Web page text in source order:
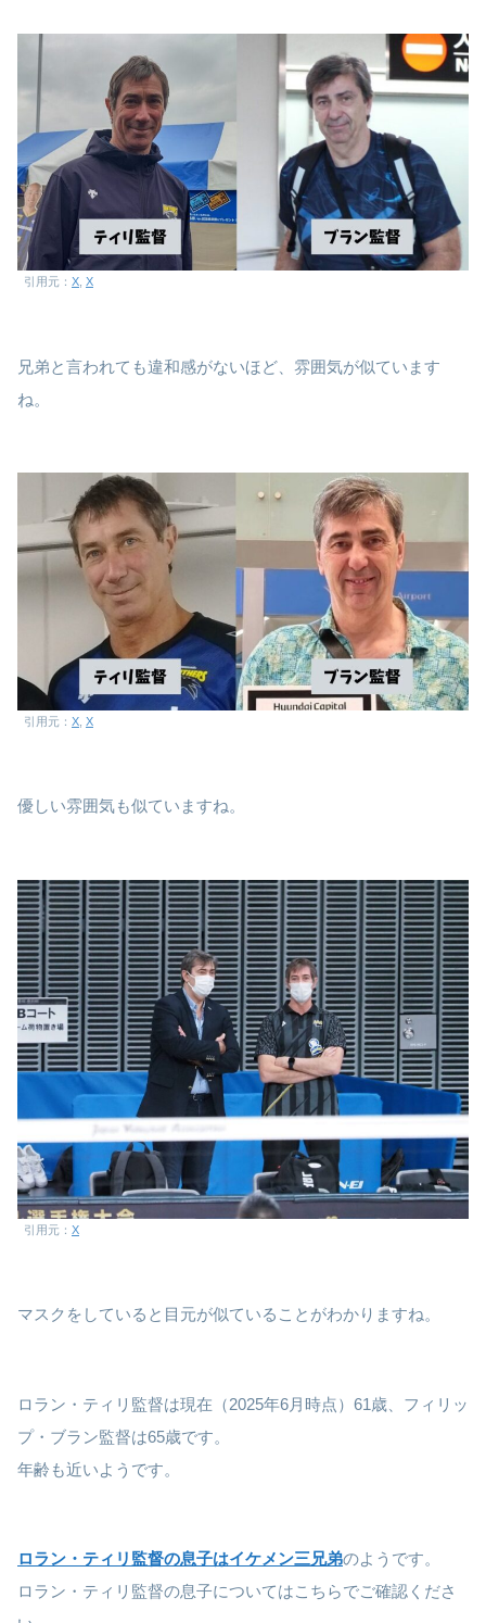
引用元： X, X
兄弟と言われても違和感がないほど、雰囲気が似ています
ね。
引用元： X X
優しい雰囲気も似ていますね。
引用元： X
マスクをしていると目元が似ていることがわかりますね。
ロラン・ティリ監督は現在（2025年6月時点）61歳、フィリッ
プ・ブラン監督は65歳です。
年齢も近いようです。
ロラン・ティリ監督の息子はイケメン三兄弟のようです。
ロラン・ティリ監督の息子についてはこちらでご確認くださ